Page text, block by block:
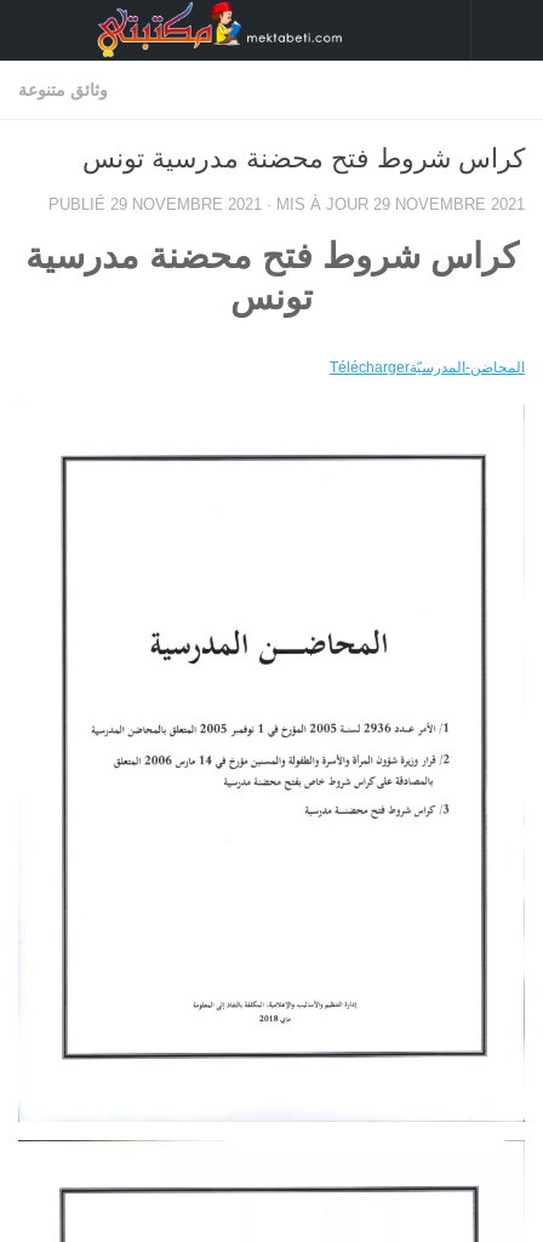
Skip to content
وثائق متنوعة
كراس شروط فتح محضنة مدرسية تونس
PUBLIÉ 29 NOVEMBRE 2021 · MIS À JOUR 29 NOVEMBRE 2021
كراس شروط فتح محضنة مدرسية
تونس
المحاضن-المدرسيّةTélécharger